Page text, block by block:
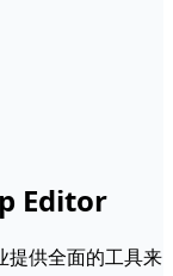
Editor
提供全面的工具来